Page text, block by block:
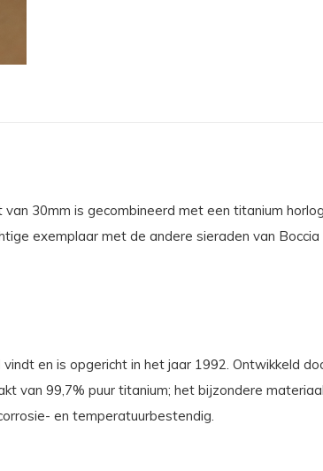
30mm is gecombineerd met een titanium
exemplaar met de andere sieraden van
en is opgericht in het jaar 1992. Ontwikkeld
van 99,7% puur titanium; het bijzondere
en temperatuurbestendig.